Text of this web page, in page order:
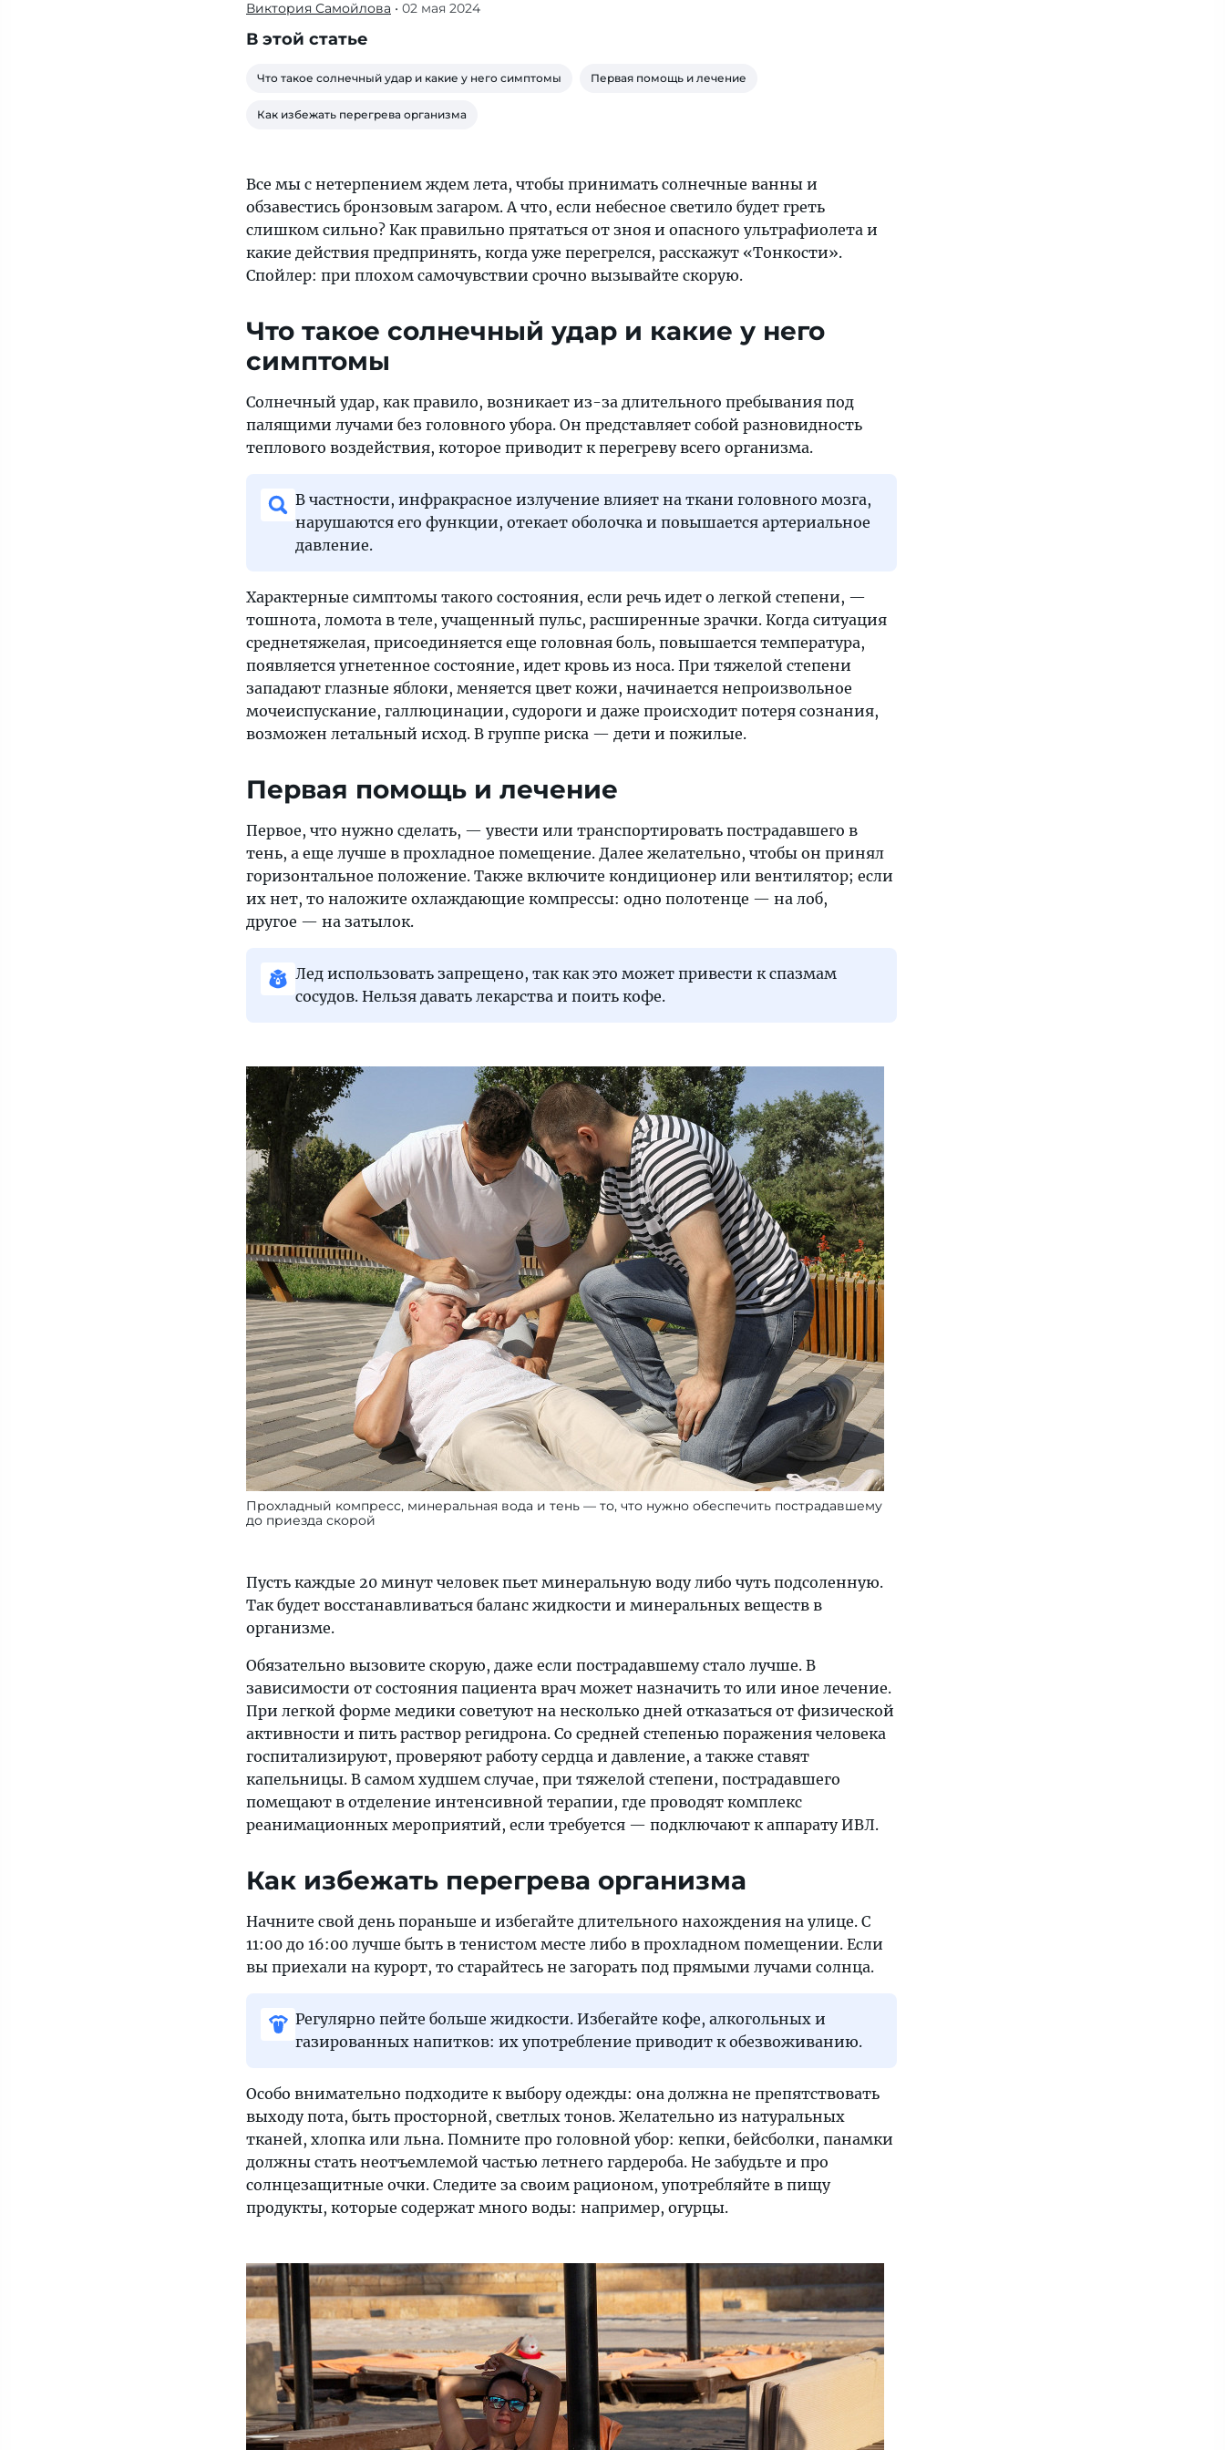
Как
правильно
от
и
какие
действия
предпринять,
когда
перегрелся,
расскажут
«Тонкости».
Спойлер:
при
плохом
срочно
вызывайте
Виктория Самойлова • 02 мая 2024
В этой статье
Что такое солнечный удар и какие у него симптомы Первая помощь и лечение
Как избежать перегрева организма
Все мы с нетерпением ждем лета, чтобы принимать солнечные ванны и
обзавестись бронзовым загаром. А что, если небесное светило будет греть
слишком сильно? Как правильно прятаться от зноя и опасного ультрафиолета и
какие действия предпринять, когда уже перегрелся, расскажут «Тонкости».
Спойлер: при плохом самочувствии срочно вызывайте скорую.
Что такое солнечный удар и какие у него
симптомы
Солнечный удар, как правило, возникает из-за длительного пребывания под
палящими лучами без головного убора. Он представляет собой разновидность
теплового воздействия, которое приводит к перегреву всего организма.
В частности, инфракрасное излучение влияет на ткани головного мозга,
нарушаются его функции, отекает оболочка и повышается артериальное
давление.
Характерные симптомы такого состояния, если речь идет о легкой степени, —
тошнота, ломота в теле, учащенный пульс, расширенные зрачки. Когда ситуация
среднетяжелая, присоединяется еще головная боль, повышается температура,
появляется угнетенное состояние, идет кровь из носа. При тяжелой степени
западают глазные яблоки, меняется цвет кожи, начинается непроизвольное
мочеиспускание, галлюцинации, судороги и даже происходит потеря сознания,
возможен летальный исход. В группе риска — дети и пожилые.
Первая помощь и лечение
Первое, что нужно сделать, — увести или транспортировать пострадавшего в
тень, а еще лучше в прохладное помещение. Далее желательно, чтобы он принял
горизонтальное положение. Также включите кондиционер или вентилятор; если
их нет, то наложите охлаждающие компрессы: одно полотенце — на лоб,
другое — на затылок.
Лед использовать запрещено, так как это может привести к спазмам
сосудов. Нельзя давать лекарства и поить кофе.
Прохладный компресс, минеральная вода и тень — то, что нужно обеспечить пострадавшему
до приезда скорой
Пусть каждые 20 минут человек пьет минеральную воду либо чуть подсоленную.
Так будет восстанавливаться баланс жидкости и минеральных веществ в
организме.
Обязательно вызовите скорую, даже если пострадавшему стало лучше. В
зависимости от состояния пациента врач может назначить то или иное лечение.
При легкой форме медики советуют на несколько дней отказаться от физической
активности и пить раствор регидрона. Со средней степенью поражения человека
госпитализируют, проверяют работу сердца и давление, а также ставят
капельницы. В самом худшем случае, при тяжелой степени, пострадавшего
помещают в отделение интенсивной терапии, где проводят комплекс
реанимационных мероприятий, если требуется — подключают к аппарату ИВЛ.
Как избежать перегрева организма
Начните свой день пораньше и избегайте длительного нахождения на улице. С
11:00 до 16:00 лучше быть в тенистом месте либо в прохладном помещении. Если
вы приехали на курорт, то старайтесь не загорать под прямыми лучами солнца.
Регулярно пейте больше жидкости. Избегайте кофе, алкогольных и
газированных напитков: их употребление приводит к обезвоживанию.
Особо внимательно подходите к выбору одежды: она должна не препятствовать
выходу пота, быть просторной, светлых тонов. Желательно из натуральных
тканей, хлопка или льна. Помните про головной убор: кепки, бейсболки, панамки
должны стать неотъемлемой частью летнего гардероба. Не забудьте и про
солнцезащитные очки. Следите за своим рационом, употребляйте в пищу
продукты, которые содержат много воды: например, огурцы.